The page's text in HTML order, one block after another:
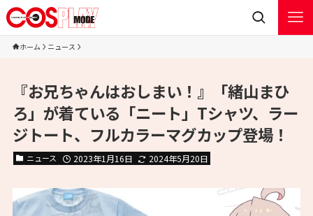
ホーム ニュース
『お兄ちゃんはおしまい！』「緒山まひ
ろ」が着ている「ニート」Tシャツ、ラー
ジトート、フルカラーマグカップ登場！
ニュース 2023年1月16日 2024年5月20日